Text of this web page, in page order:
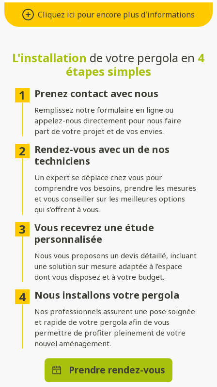
Cliquez ici pour encore plus d'informations
Matériaux : Aluminium ou bois
Choisissez l’aluminium pour une pergola au design moderne,
cas, ces matériaux allient esthétisme et durabilité.
Toitures : Rigide, bioclimatique ou
toile
Choisissez une toiture rigide en verre ou polycarbonate pour
une protection optimale, une toiture bioclimatique à lames
orientables pour gérer l’ensoleillement, ou une toile pour une
ambiance légère et aérée.
Structure : Indépendante ou
adossée
Installez votre pergola où vous le souhaitez ! Une structure
indépendante permet de créer un espace isolé au cœur du
jardin, tandis qu’une pergola adossée prolonge
harmonieusement votre maison.
Nombreuses options de
personnalisation
Ajoutez des stores ou parois pour vous protéger du vent,
intégrez un éclairage LED pour profiter d’agréables soirées, ou
un bénéficier d’un confort absolu en toute saison.
L'installation de votre pergola en 4
étapes simples
Prenez contact avec nous
Remplissez notre formulaire en ligne ou
appelez-nous directement pour nous faire
part de votre projet et de vos envies.
Rendez-vous avec un de nos
techniciens
Un expert se déplace chez vous pour
comprendre vos besoins, prendre les mesures
et vous conseiller sur les meilleures options
qui s’offrent à vous.
Vous recevrez une étude
personnalisée
Nous vous proposons un devis détaillé, incluant
une solution sur mesure adaptée à l’espace
dont vous disposez et à votre budget.
Nous installons votre pergola
Nos professionnels assurent une pose soignée
et rapide de votre pergola afin de vous
permettre de profiter pleinement de votre
nouvel aménagement.
Prendre rendez-vous